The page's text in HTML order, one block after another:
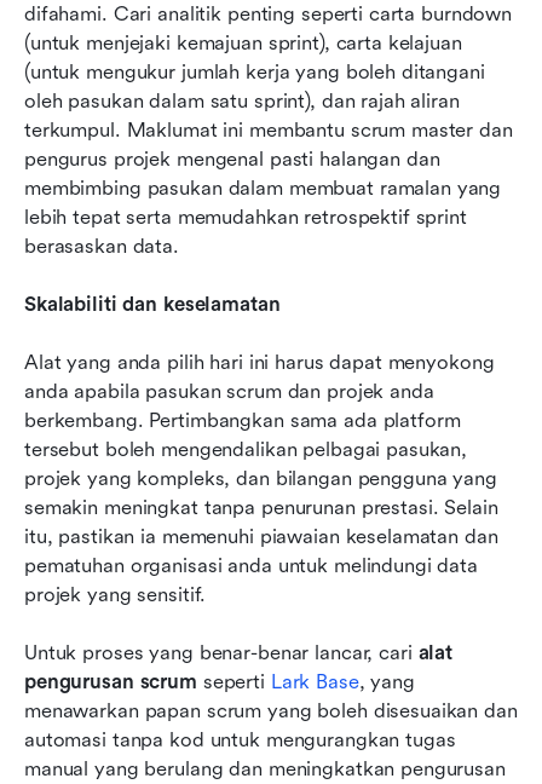
difahami. Cari analitik penting seperti carta burndown
(untuk menjejaki kemajuan sprint), carta kelajuan
(untuk mengukur jumlah kerja yang boleh ditangani
oleh pasukan dalam satu sprint), dan rajah aliran
terkumpul. Maklumat ini membantu scrum master dan
pengurus projek mengenal pasti halangan dan
membimbing pasukan dalam membuat ramalan yang
lebih tepat serta memudahkan retrospektif sprint
berasaskan data.
Skalabiliti dan keselamatan
Alat yang anda pilih hari ini harus dapat menyokong
anda apabila pasukan scrum dan projek anda
berkembang. Pertimbangkan sama ada platform
tersebut boleh mengendalikan pelbagai pasukan,
projek yang kompleks, dan bilangan pengguna yang
semakin meningkat tanpa penurunan prestasi. Selain
itu, pastikan ia memenuhi piawaian keselamatan dan
pematuhan organisasi anda untuk melindungi data
projek yang sensitif.
Untuk proses yang benar-benar lancar, cari alat
pengurusan scrum seperti Lark Base, yang
menawarkan papan scrum yang boleh disesuaikan dan
automasi tanpa kod untuk mengurangkan tugas
manual yang berulang dan meningkatkan pengurusan